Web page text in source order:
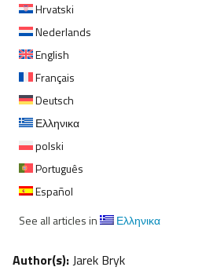
Hrvatski
Nederlands
English
Français
Deutsch
Ελληνικα
polski
Português
Español
See all articles in
Ελληνικα
Author(s):Jarek Bryk